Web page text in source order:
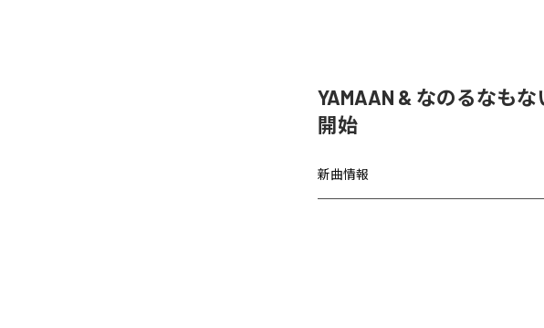
YAMAAN & なのるなもな
開始
新曲情報